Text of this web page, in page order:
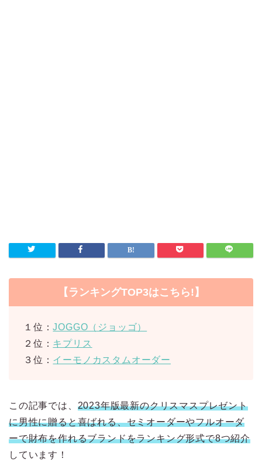
【ランキングTOP3はこちら!】
１位：JOGGO（ジョッゴ）
２位： キプリス
３位： イーモノカスタムオーダー
この記事では、 2023年版最新のクリスマスプレゼント
に男性に贈ると喜ばれる、セミオーダーやフルオーダ
ーで財布を作れるブランドをランキング形式で8つ紹介
しています！